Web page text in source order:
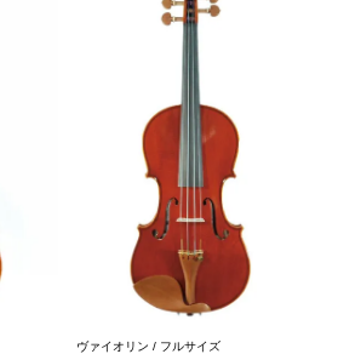
ヴァイオリン / フルサイズ